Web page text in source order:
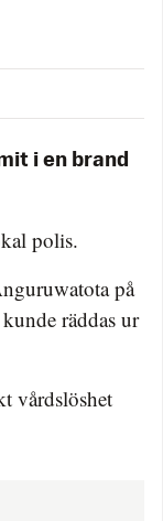
i en brand
polis.
på
räddas ur
vårdslöshet